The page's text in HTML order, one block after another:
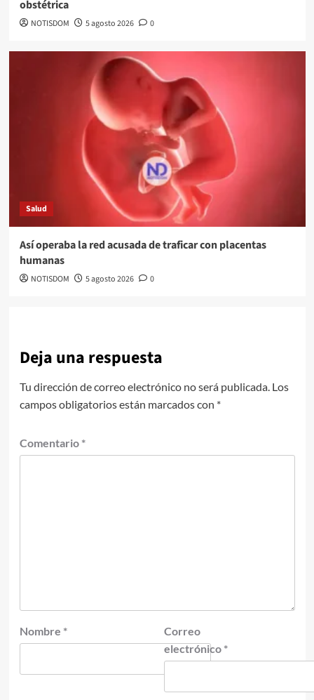
obstétrica
NOTISDOM 5 agosto 2026 0
Salud
Así operaba la red acusada de traficar con placentas
humanas
NOTISDOM 5 agosto 2026 0
Deja una respuesta
Tu dirección de correo electrónico no será publicada. Los
campos obligatorios están marcados con *
Comentario *
Nombre *
Correo
electrónico *